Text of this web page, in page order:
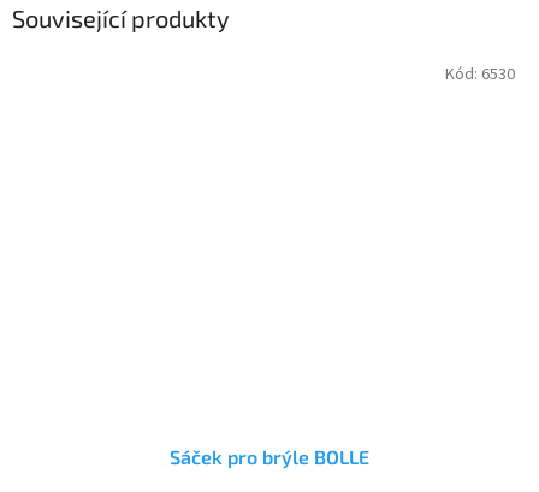
Související produkty
Sáček pro brýle BOLLE
Kód: 6530